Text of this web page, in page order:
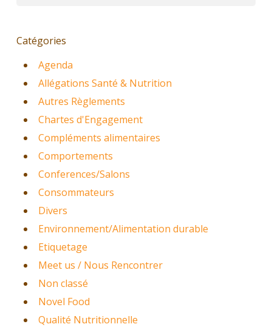
Catégories
Agenda
Allégations Santé & Nutrition
Autres Règlements
Chartes d'Engagement
Compléments alimentaires
Comportements
Conferences/Salons
Consommateurs
Divers
Environnement/Alimentation durable
Etiquetage
Meet us / Nous Rencontrer
Non classé
Novel Food
Qualité Nutritionnelle